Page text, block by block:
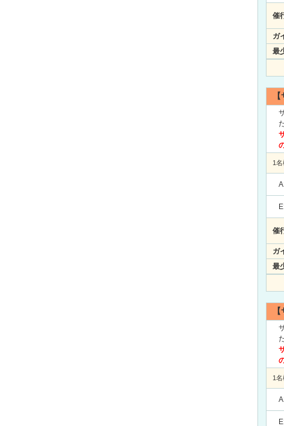
催
ガ
最
1
催
ガ
最
1